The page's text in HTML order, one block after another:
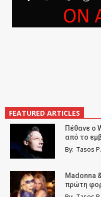
FEATURED ARTICLES
Πέθανε ο
από το
By: Tasos P.
Madonna
πρώτη